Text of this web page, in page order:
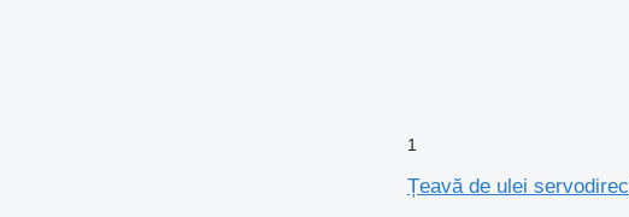
1
Țeavă de ulei